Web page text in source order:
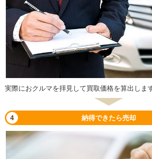
実際におクルマを拝見して買取価格を算出します
4 納得できたら売却